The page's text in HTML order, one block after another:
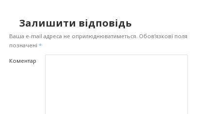
Залишити відповідь
Ваша e-mail адреса не оприлюднюватиметься. Обов’язкові поля
позначені *
Коментар